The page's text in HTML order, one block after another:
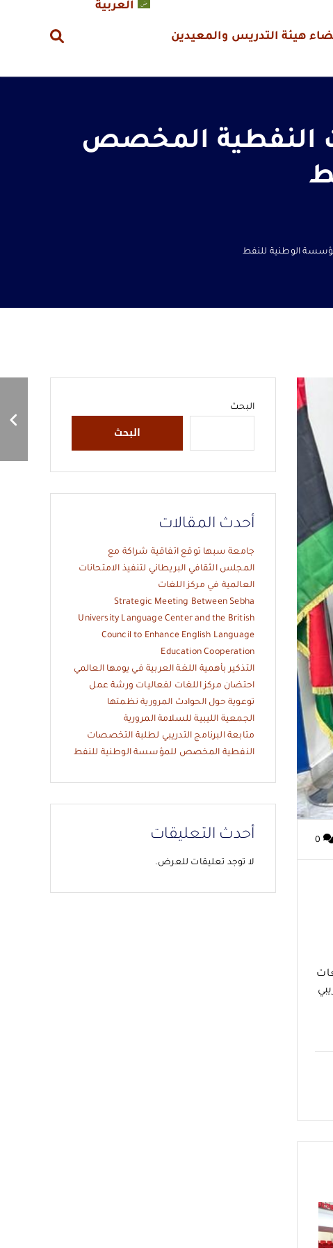
هيئة التدريس والمعيدين
العربية
النفطية المخصص
الوطنية للنفط
البحث
البحث
أحدث المقالات
جامعة سبها توقع اتفاقية شراكة مع
المجلس الثقافي البريطاني لتنفيذ الامتحانات
العالمية في مركز اللغات
Strategic Meeting Between Sebha
University Language Center and the British
Council to Enhance English Language
Education Cooperation
التذكير بأهمية اللغة العربية في يومها العالمي
احتضان مركز اللغات لفعاليات ورشة عمل
توعوية حول الحوادث المرورية نظمتها
الجمعية الليبية للسلامة المرورية
متابعة البرنامج التدريبي لطلبة التخصصات
النفطية المخصص للمؤسسة الوطنية للنفط
أحدث التعليقات
لا توجد تعليقات للعرض.